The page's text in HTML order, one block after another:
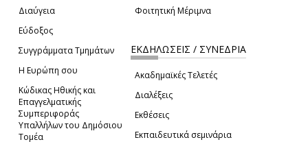
Διαύγεια
Εύδοξος
Συγγράμματα Τμημάτων
Η Ευρώπη σου
Κώδικας Ηθικής και
Επαγγελματικής
Συμπεριφοράς
Υπαλλήλων του Δημόσιου
Τομέα
Φοιτητική Μέριμνα
ΕΚΔΗΛΩΣΕΙΣ / ΣΥΝΕΔΡΙΑ
Ακαδημαϊκές Τελετές
Διαλέξεις
Εκθέσεις
Εκπαιδευτικά σεμινάρια